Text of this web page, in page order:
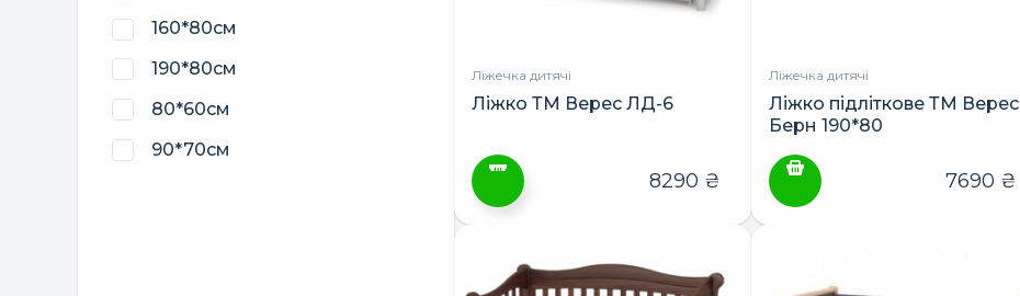
160*80см
190*80см
80*60см
90*70см
Ліжечка дитячі
Ліжко ТМ Верес ЛД-6
8290 ₴
Ліжечка дитячі
Ліжко підліткове ТМ Верес
Берн 190*80
7690 ₴